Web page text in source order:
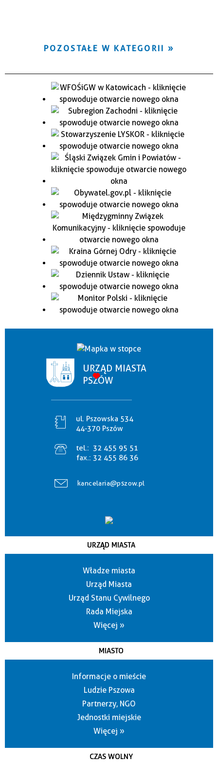
POZOSTAŁE W KATEGORII
URZĄD MIASTA
PSZÓW
ul. Pszowska 534
44-370 Pszów
tel.: 32 455 95 51
fax.: 32 455 86 36
kancelaria@pszow.pl
URZĄD MIASTA
Władze miasta
Urząd Miasta
Urząd Stanu Cywilnego
Rada Miejska
Więcej »
MIASTO
Informacje o mieście
Ludzie Pszowa
Partnerzy, NGO
Jednostki miejskie
Więcej »
CZAS WOLNY